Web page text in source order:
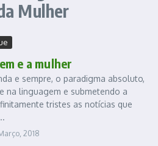
Mulher
e a mulher
e sempre, o paradigma absoluto,
na linguagem e submetendo a
tristes as notícias que
2018